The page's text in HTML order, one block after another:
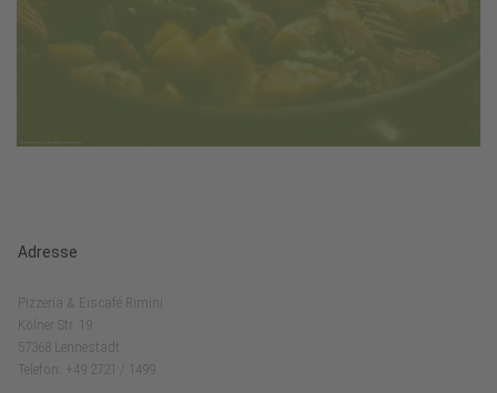
Adresse
Pizzeria & Eiscafé Rimini
Kölner Str. 19
57368 Lennestadt
Telefon: +49 2721 / 1499